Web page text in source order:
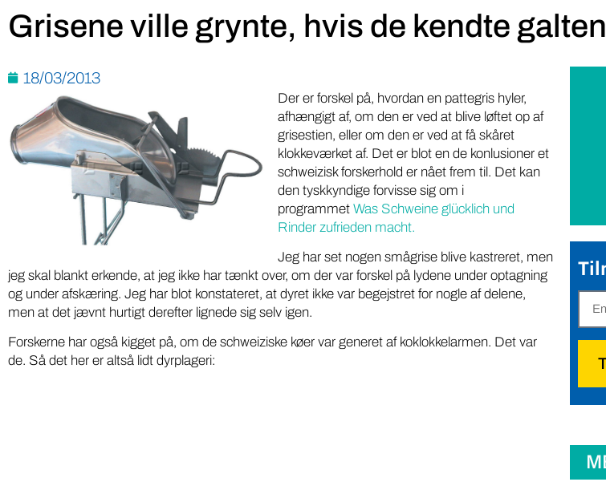
Grisene ville grynte, hvis de kendte
18/03/2013
Der er forskel på, hvordan en pattegris hyler,
afhængigt af, om den er ved at blive løftet op af
grisestien, eller om den er ved at få skåret
klokkeværket af. Det er blot en de konlusioner et
schweizisk forskerhold er nået frem til. Det kan
den tyskkyndige forvisse sig om i
programmet Was Schweine glücklich und
Rinder zufrieden macht.
Jeg har set nogen smågrise blive kastreret, men
jeg skal blankt erkende, at jeg ikke har tænkt over, om der var forskel på lydene under optagning
og under afskæring. Jeg har blot konstateret, at dyret ikke var begejstret for nogle af delene,
men at det jævnt hurtigt derefter lignede sig selv igen.
Forskerne har også kigget på, om de schweiziske køer var generet af koklokkelarmen. Det var
de. Så det her er altså lidt dyrplageri: